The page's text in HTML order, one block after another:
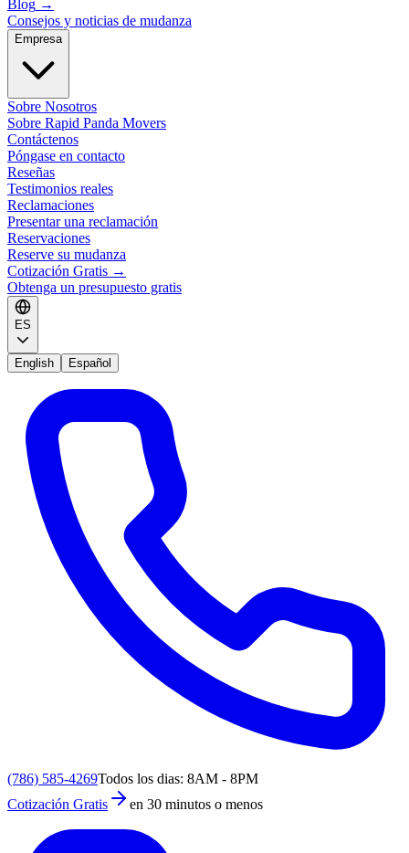
Blog →
Consejos y noticias de mudanza
Empresa
Sobre Nosotros
Sobre Rapid Panda Movers
Contáctenos
Póngase en contacto
Reseñas
Testimonios reales
Reclamaciones
Presentar una reclamación
Reservaciones
Reserve su mudanza
Cotización Gratis →
Obtenga un presupuesto gratis
ES
English Español
(786) 585-4269Todos los dias: 8AM - 8PM
Cotización Gratis
en 30 minutos o menos